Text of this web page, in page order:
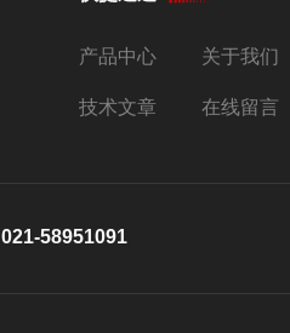
产品中心 关于我们
技术文章 在线留言
021-58951091